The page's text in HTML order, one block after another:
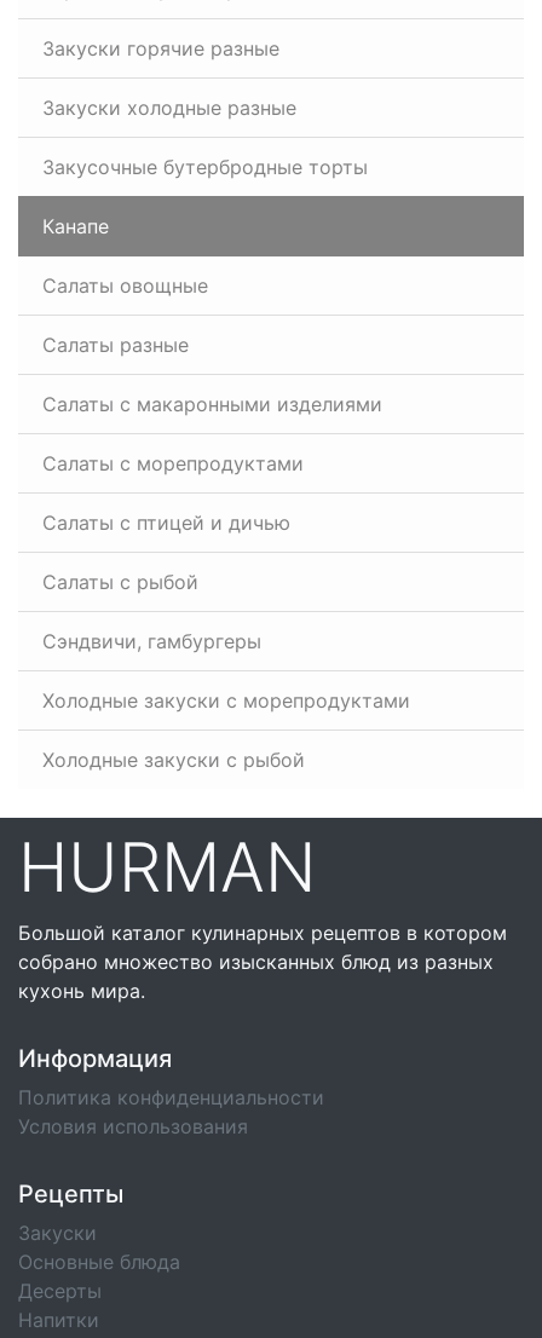
Закуски горячие разные
Закуски холодные разные
Закусочные бутербродные торты
Канапе
Салаты овощные
Салаты разные
Салаты с макаронными изделиями
Салаты с морепродуктами
Салаты с птицей и дичью
Салаты с рыбой
Сэндвичи, гамбургеры
Холодные закуски с морепродуктами
Холодные закуски с рыбой
HURMAN
Большой каталог кулинарных рецептов в котором
собрано множество изысканных блюд из разных
кухонь мира.
Информация
Политика конфиденциальности
Условия использования
Рецепты
Закуски
Основные блюда
Десерты
Напитки